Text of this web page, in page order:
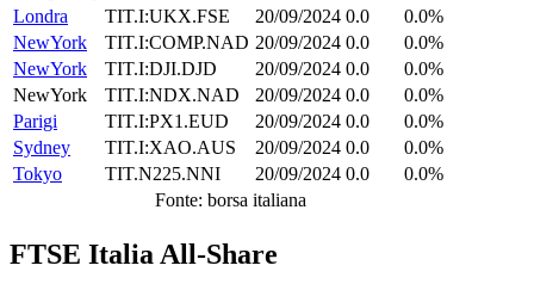
Londra
TIT.I:UKX.FSE 20/09/2024 0.0
0.0%
NewYork
TIT.I:COMP.NAD 20/09/2024 0.0
0.0%
NewYork
TIT.I:DJI.DJD 20/09/2024 0.0
0.0%
NewYork
TIT.I:NDX.NAD 20/09/2024 0.0
0.0%
Parigi
TIT.I:PX1.EUD 20/09/2024 0.0
0.0%
Sydney
TIT.I:XAO.AUS 20/09/2024 0.0
0.0%
Tokyo
TIT.N225.NNI 20/09/2024 0.0
0.0%
Fonte: borsa italiana
FTSE Italia All-Share